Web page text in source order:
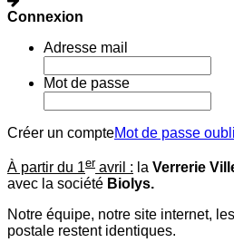
Connexion
Adresse mail
Mot de passe
Créer un compteMot de passe
À partir du 1er avril : la Verrerie
avec la société Biolys.
Notre équipe, notre site internet,
postale restent identiques.